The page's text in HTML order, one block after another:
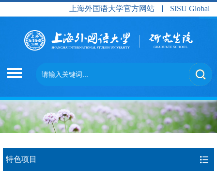
上海外国语大学官方网站 SISU Global
特色项目